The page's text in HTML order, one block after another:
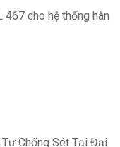
cho hệ thống hàn
Chống Sét Tại Đại